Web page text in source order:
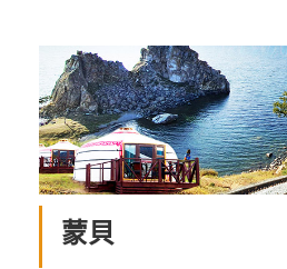
蒙貝